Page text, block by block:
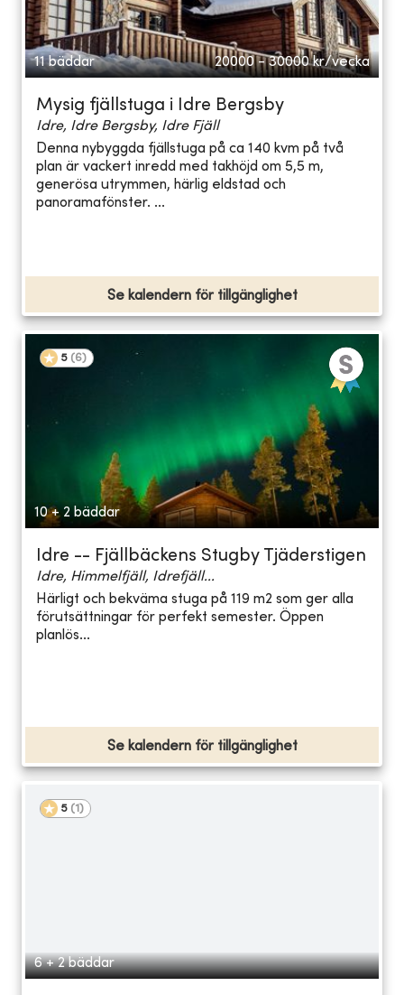
11 bäddar 20000 - 30000 kr/vecka
Mysig fjällstuga i Idre Bergsby
Idre, Idre Bergsby, Idre Fjäll
Denna nybyggda fjällstuga på ca 140 kvm på två
plan är vackert inredd med takhöjd om 5,5 m,
generösa utrymmen, härlig eldstad och
panoramafönster. ...
Se kalendern för tillgänglighet
5 (6)
10 + 2 bäddar
Idre -- Fjällbäckens Stugby Tjäderstigen
Idre, Himmelfjäll, Idrefjäll...
Härligt och bekväma stuga på 119 m2 som ger alla
förutsättningar för perfekt semester. Öppen
planlös...
Se kalendern för tillgänglighet
5 (1 )
6 + 2 bäddar